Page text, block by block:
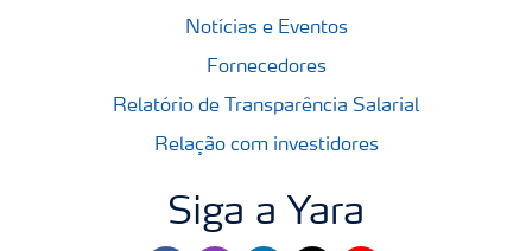
Notícias e Eventos
Fornecedores
Relatório de Transparência Salarial
Relação com investidores
Siga a Yara